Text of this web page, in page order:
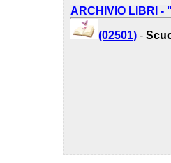
ARCHIVIO LIBRI
(02501) -